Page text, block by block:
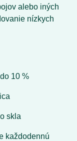
alebo iných
nízkych
10 %
skla
každodennú